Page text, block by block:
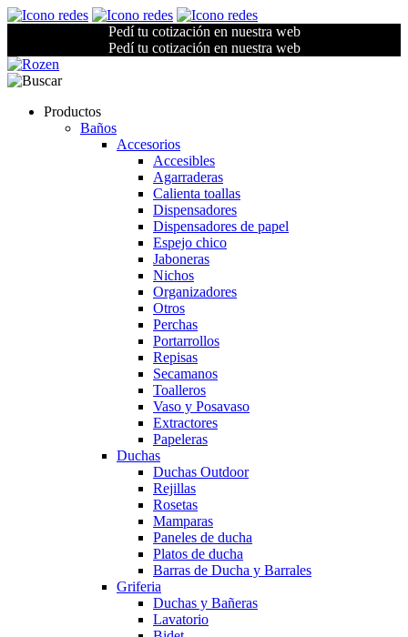
Pedí tu cotización en nuestra web
Pedí tu cotización en nuestra web
Productos
Baños
Accesorios
Accesibles
Agarraderas
Calienta toallas
Dispensadores
Dispensadores de papel
Espejo chico
Jaboneras
Nichos
Organizadores
Otros
Perchas
Portarrollos
Repisas
Secamanos
Toalleros
Vaso y Posavaso
Extractores
Papeleras
Duchas
Duchas Outdoor
Rejillas
Rosetas
Mamparas
Paneles de ducha
Platos de ducha
Barras de Ducha y Barrales
Griferia
Duchas y Bañeras
Lavatorio